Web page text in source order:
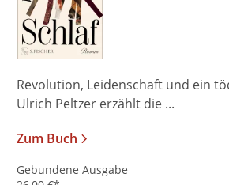
Revolution, Leidenschaft und ein
Ulrich Peltzer erzählt die ...
Zum Buch
Gebundene Ausgabe